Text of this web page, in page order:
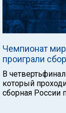
Чемпионат
проиграли
В
который
сборная России